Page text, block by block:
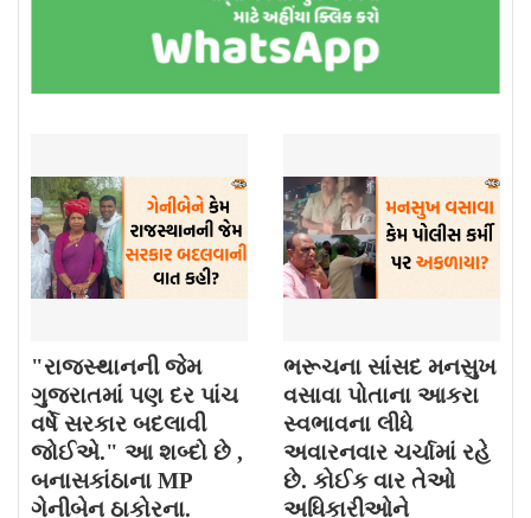
"રાજસ્થાનની જેમ
ગુજરાતમાં પણ દર પાંચ
વર્ષે સરકાર બદલાવી
જોઈએ." આ શબ્દો છે ,
બનાસકાંઠાના MP
ગેનીબેન ઠાકોરના.
ભરૂચના સાંસદ મનસુખ
વસાવા પોતાના આકરા
સ્વભાવના લીધે
અવારનવાર ચર્ચામાં રહે
છે. કોઈક વાર તેઓ
અધિકારીઓને